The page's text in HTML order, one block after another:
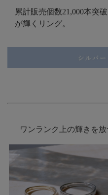
累計販売個数21,000本突
が輝くリング。
ワンランク上の輝きを